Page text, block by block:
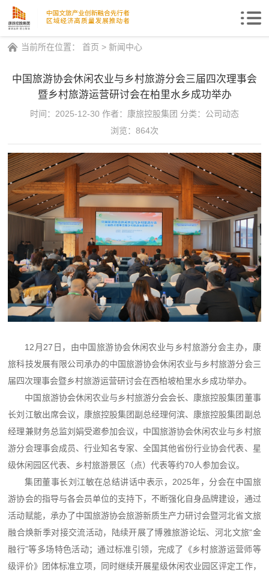
当前所在位置：
首页 >新闻中心
中国旅游协会休闲农业与乡村旅游分会三届四次理事会
暨乡村旅游运营研讨会在柏里水乡成功举办
时间：2025-12-30 作者：康旅控股集团 分类：公司动态
浏览：864次
12月27日，由中国旅游协会休闲农业与乡村旅游分会主办，康
旅科技发展有限公司承办的中国旅游协会休闲农业与乡村旅游分会三
届四次理事会暨乡村旅游运营研讨会在西柏坡柏里水乡成功举办。
中国旅游协会休闲农业与乡村旅游分会会长、康旅控股集团董事
长刘江敏出席会议，康旅控股集团副总经理何滨、康旅控股集团副总
经理兼财务总监刘娟受邀参加会议，中国旅游协会休闲农业与乡村旅
游分会理事会成员、行业知名专家、全国其他省份行业协会代表、星
级休闲园区代表、乡村旅游景区（点）代表等约70人参加会议。
集团董事长刘江敏在总结讲话中表示，2025年，分会在中国旅
游协会的指导与各会员单位的支持下，不断强化自身品牌建设，通过
活动赋能，承办了中国旅游协会旅游新质生产力研讨会暨河北省文旅
融合焕新季对接交流活动，陆续开展了博雅旅游论坛、河北文旅“金
融行”等多场特色活动；通过标准引领，完成了《乡村旅游运营师等
级评价》团体标准立项，同时继续开展星级休闲农业园区评定工作，